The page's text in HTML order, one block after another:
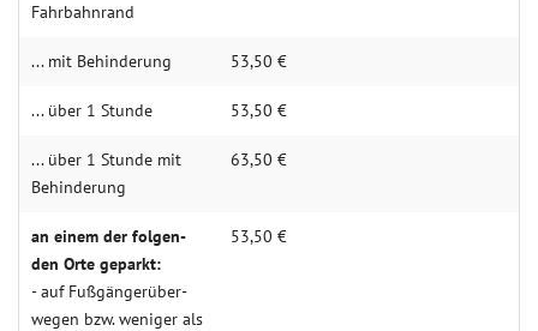
Fahr­bahn­rand
... mit Behin­derung 53,50 €
... über 1 Stunde 53,50 €
... über 1 Stunde mit
Behin­­derung
63,50 €
an einem der folgen­­
den Orte geparkt:
- auf Fuß­gän­­ger­über­­
wegen bzw. weniger als
53,50 €